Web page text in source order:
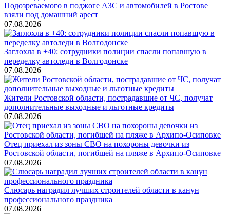
Подозреваемого в поджоге АЗС и автомобилей в Ростове
взяли под домашний арест
07.08.2026
Заглохла в +40: сотрудники полиции спасли попавшую в
переделку автоледи в Волгодонске
07.08.2026
Жители Ростовской области, пострадавшие от ЧС, получат
дополнительные выходные и льготные кредиты
07.08.2026
Отец приехал из зоны СВО на похороны девочки из
Ростовской области, погибшей на пляже в Архипо-Осиповке
07.08.2026
Слюсарь наградил лучших строителей области в канун
профессионального праздника
07.08.2026